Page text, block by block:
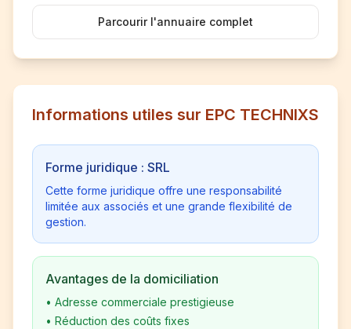
Parcourir l'annuaire complet
Informations utiles sur EPC TECHNIXS
Forme juridique : SRL
Cette forme juridique offre une responsabilité
limitée aux associés et une grande flexibilité de
gestion.
Avantages de la domiciliation
• Adresse commerciale prestigieuse
• Réduction des coûts fixes